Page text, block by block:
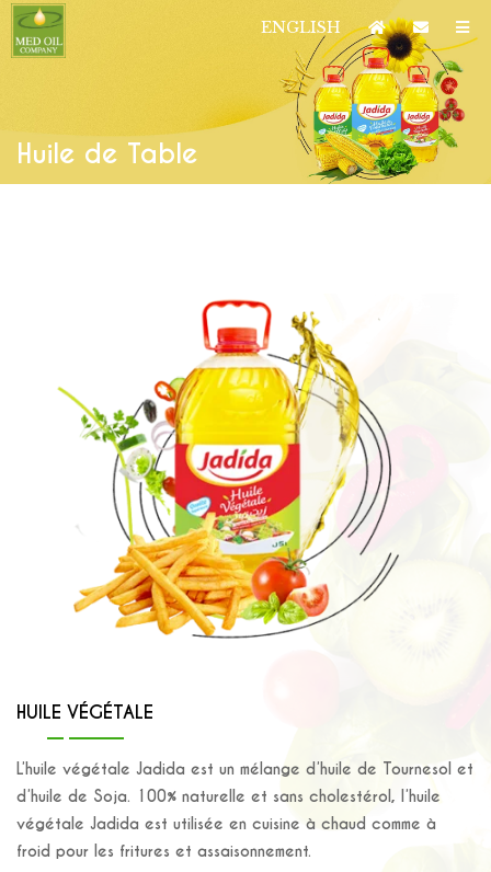
ENGLISH
Huile de Table
HUILE VÉGÉTALE
L’huile végétale Jadida est un mélange d’huile de Tournesol et
d’huile de Soja. 100% naturelle et sans cholestérol, l’huile
végétale Jadida est utilisée en cuisine à chaud comme à
froid pour les fritures et assaisonnement.